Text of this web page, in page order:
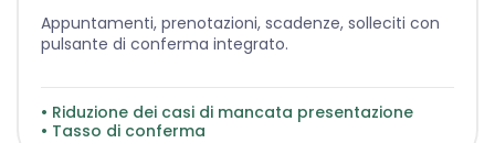
Appuntamenti, prenotazioni, scadenze, solleciti con
pulsante di conferma integrato.
• Riduzione dei casi di mancata presentazione
• Tasso di conferma